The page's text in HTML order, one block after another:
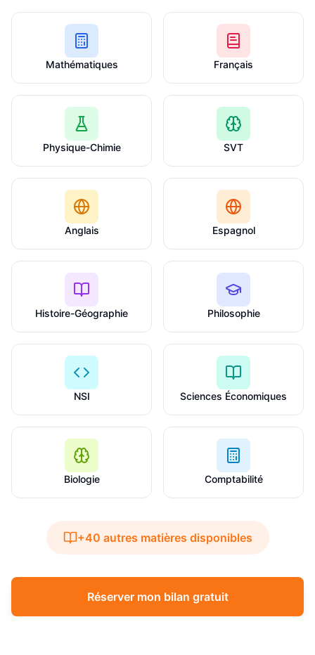
Mathématiques Français
Physique-Chimie SVT
Anglais Espagnol
Histoire-Géographie Philosophie
NSI Sciences Économiques
Biologie Comptabilité
+40 autres matières disponibles
Réserver mon bilan gratuit